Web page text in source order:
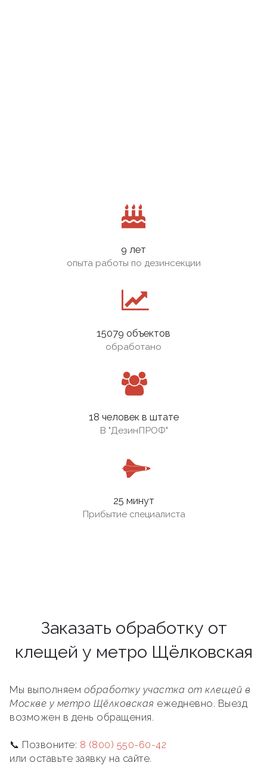
9 лет
опыта работы по дезинсекции
15079 объектов
обработано
18 человек в штате
В "ДезинПРОФ"
25 минут
Прибытие специалиста
Заказать обработку от
клещей у метро Щёлковская
Мы выполняем обработку участка от клещей в
Москве у метро Щёлковская ежедневно. Выезд
возможен в день обращения.
📞 Позвоните: 8 (800) 550-60-42
или оставьте заявку на сайте.